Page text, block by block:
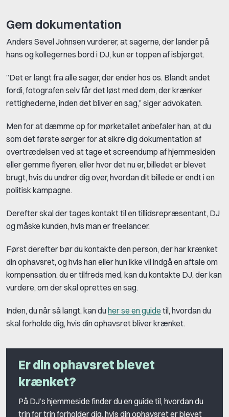
Gem dokumentation
Anders Sevel Johnsen vurderer, at sagerne, der lander på
hans og kollegernes bord i DJ, kun er toppen af isbjerget.
”Det er langt fra alle sager, der ender hos os. Blandt andet
fordi, fotografen selv får det løst med dem, der krænker
rettighederne, inden det bliver en sag,” siger advokaten.
Men for at dæmme op for mørketallet anbefaler han, at du
som det første sørger for at sikre dig dokumentation af
overtrædelsen ved at tage et screendump af hjemmesiden
eller gemme flyeren, eller hvor det nu er, billedet er blevet
brugt, hvis du undrer dig over, hvordan dit billede er endt i en
politisk kampagne.
Derefter skal der tages kontakt til en tillidsrepræsentant, DJ
og måske kunden, hvis man er freelancer.
Først derefter bør du kontakte den person, der har krænket
din ophavsret, og hvis han eller hun ikke vil indgå en aftale om
kompensation, du er tilfreds med, kan du kontakte DJ, der kan
vurdere, om der skal oprettes en sag.
Inden, du når så langt, kan duher se en guide til, hvordan du
skal forholde dig, hvis din ophavsret bliver krænket.
Er din ophavsret blevet
krænket?
På DJ’s hjemmeside finder du en guide til, hvordan du
trin for trin forholder dig, hvis din ophavsret er blevet